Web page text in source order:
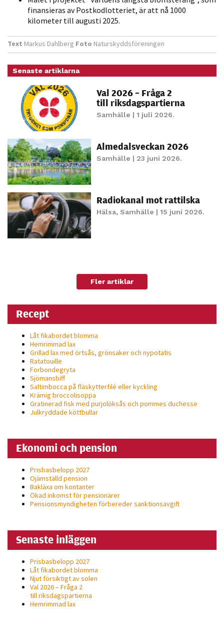
finansieras av Postkodlotteriet, är att nå 1000
kilometer till augusti 2025.
Text Markus Dahlberg Foto Naturskyddsföreningen
Senaste artiklarna
Val 2026 – Fråga 2
till riksdagspartierna
Samhälle | 1 juli 2026.
Almedalsveckan 2026
Samhälle | 23 juni 2026.
Radiokanal mot rattilska
Hälsa, Samhälle | 15 juni 2026.
Fler artiklar
Recept
Låt fikabordet blomma
Hemrimmad lax
Grillad lax med örtsås, grönsaker och nypotatis
Ratatouille
Forbondegryta
Sjömansbiff
Saltimbocca på fläsk­ytterfilé eller kyckling
Krämig broccolisoppa
Gratinerad fisk med purjolöksås och pommes duchesse
Julkryddade köttbullar
Ekonomi och pension
Prisbasbelopp 2027
Ojämställd pension
Bakläxa om kontanter
Ökad inkomst för pensionärer
Pensionsmyndigheten förbereder sanktionsavgift
Senaste inläggen
Prisbasbelopp 2027
Låt fikabordet blomma
Njut försiktigt av solen
Val 2026 – Fråga 2
till riksdagspartierna
Hemrimmad lax
personligt